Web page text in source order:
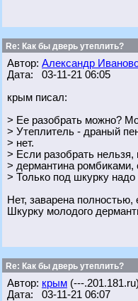
Re: Как бы дверь утеплить?
Автор: Александр
Дата: 03-11-21 06:05
крым писал:
> Ее разобрать можно?
> Утеплитель - драный
> нет.
> Если разобрать
> дермантина ромбиками,
> Только под шкурку
Нет, заварена полностью,
Шкурку молодого
Re: Как бы дверь утеплить?
Автор: крым (---.201.181.ru)
Дата: 03-11-21 06:07